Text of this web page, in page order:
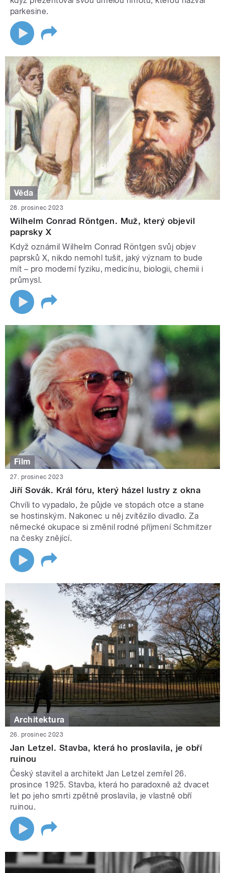
parkesine.
Věda
28. prosinec 2023
Wilhelm Conrad Röntgen. Muž, který objevil
paprsky X
Když oznámil Wilhelm Conrad Röntgen svůj objev
paprsků X, nikdo nemohl tušit, jaký význam to bude
mít – pro moderní fyziku, medicínu, biologii, chemii i
průmysl.
Film
27. prosinec 2023
Jiří Sovák. Král fóru, který házel lustry z okna
Chvíli to vypadalo, že půjde ve stopách otce a stane
se hostinským. Nakonec u něj zvítězilo divadlo. Za
německé okupace si změnil rodné příjmení Schmitzer
na česky znějící.
Architektura
26. prosinec 2023
Jan Letzel. Stavba, která ho proslavila, je obří
ruinou
Český stavitel a architekt Jan Letzel zemřel 26.
prosince 1925. Stavba, která ho paradoxně až dvacet
let po jeho smrti zpětně proslavila, je vlastně obří
ruinou.